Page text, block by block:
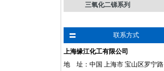
三氧化二锑系列
联系方式
上海缘江化工有限公司
地 址：中国 上海市 宝山区罗宁路